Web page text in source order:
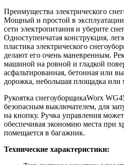
Преимущества электрического
Мощный и простой в
сети электропитания и уберите
Одноступенчатая конструкция,
пластика электрического
делают его очень маневренным.
машиной на ровной и гладкой
асфальтированная, бетонная или
дорожка, небольшая площадка или
Рукоятка снегоуборщикаWorx
безопасным выключателем, для
на кнопку. Ручка управления
обеспечивая экономию места при
помещается в багажник.
Технические характеристики: